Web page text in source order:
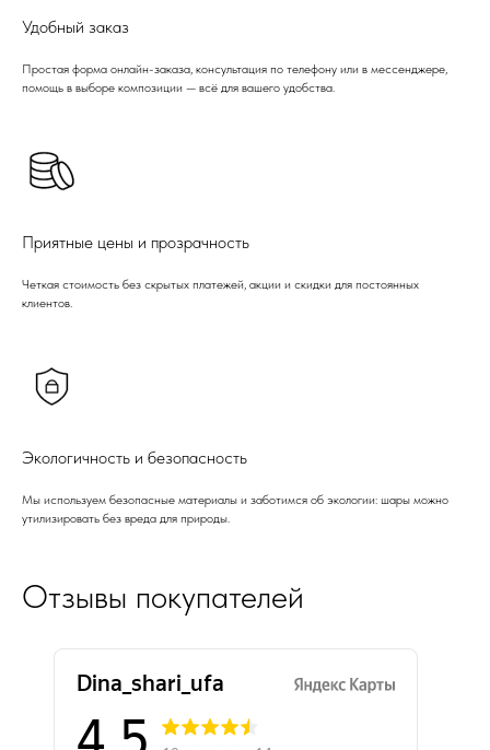
Удобный заказ
Простая форма онлайн-заказа, консультация по телефону или в мессенджере,
помощь в выборе композиции — всё для вашего удобства.
Приятные цены и прозрачность
Четкая стоимость без скрытых платежей, акции и скидки для постоянных
клиентов.
Экологичность и безопасность
Мы используем безопасные материалы и заботимся об экологии: шары можно
утилизировать без вреда для природы.
Отзывы покупателей